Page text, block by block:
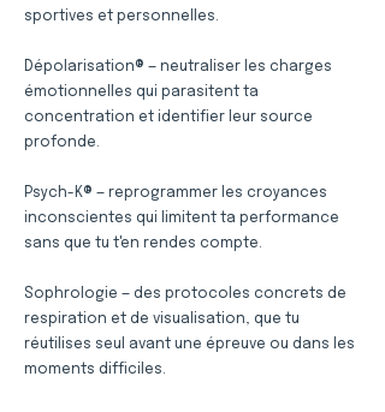
sportives et personnelles.
Dépolarisation® — neutraliser les charges
émotionnelles qui parasitent ta
concentration et identifier leur source
profonde.
Psych-K® — reprogrammer les croyances
inconscientes qui limitent ta performance
sans que tu t'en rendes compte.
Sophrologie — des protocoles concrets de
respiration et de visualisation, que tu
réutilises seul avant une épreuve ou dans les
moments difficiles.